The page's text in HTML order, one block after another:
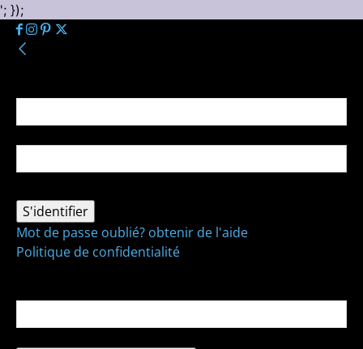
'; });
Mot de passe oublié? obtenir de l'aide
Politique de confidentialité